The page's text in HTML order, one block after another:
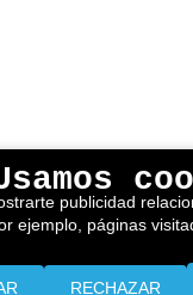
publicidad
ejemplo, páginas
RECHAZAR